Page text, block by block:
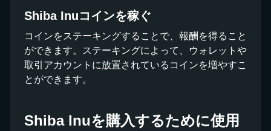
Shiba Inuコインを稼ぐ
コインをステーキングすることで、報酬を得ること
ができます。ステーキングによって、ウォレットや
取引アカウントに放置されているコインを増やすこ
とができます。
Shiba Inuを購入するために使用